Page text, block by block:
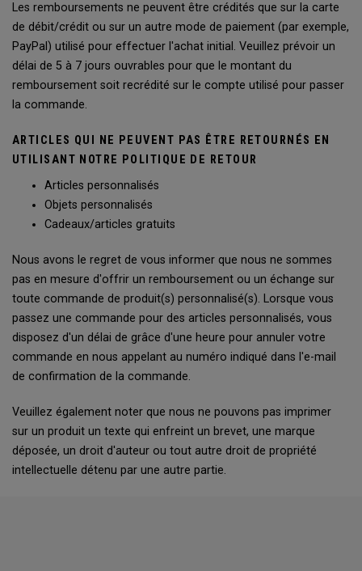
Les remboursements ne peuvent être crédités que sur la carte
de débit/crédit ou sur un autre mode de paiement (par exemple,
PayPal) utilisé pour effectuer l'achat initial. Veuillez prévoir un
délai de 5 à 7 jours ouvrables pour que le montant du
remboursement soit recrédité sur le compte utilisé pour passer
la commande.
ARTICLES QUI NE PEUVENT PAS ÊTRE RETOURNÉS EN
UTILISANT NOTRE POLITIQUE DE RETOUR
Articles personnalisés
Objets personnalisés
Cadeaux/articles gratuits
Nous avons le regret de vous informer que nous ne sommes
pas en mesure d'offrir un remboursement ou un échange sur
toute commande de produit(s) personnalisé(s). Lorsque vous
passez une commande pour des articles personnalisés, vous
disposez d'un délai de grâce d'une heure pour annuler votre
commande en nous appelant au numéro indiqué dans l'e-mail
de confirmation de la commande.
Veuillez également noter que nous ne pouvons pas imprimer
sur un produit un texte qui enfreint un brevet, une marque
déposée, un droit d'auteur ou tout autre droit de propriété
intellectuelle détenu par une autre partie.